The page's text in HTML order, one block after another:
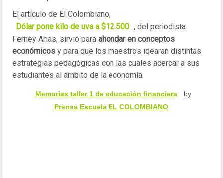
El artículo de El Colombiano,
Dólar pone kilo de uva a $12.500 , del periodista
Ferney Arias, sirvió para ahondar en conceptos
económicos y para que los maestros idearan distintas
estrategias pedagógicas con las cuales acercar a sus
estudiantes al ámbito de la economía.
Memorias taller 1 de educación financiera
by
Prensa Escuela EL COLOMBIANO